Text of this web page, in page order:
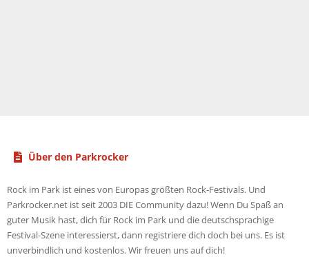
Über den Parkrocker
Rock im Park ist eines von Europas größten Rock-Festivals. Und
Parkrocker.net ist seit 2003 DIE Community dazu! Wenn Du Spaß an
guter Musik hast, dich für Rock im Park und die deutschsprachige
Festival-Szene interessierst, dann registriere dich doch bei uns. Es ist
unverbindlich und kostenlos. Wir freuen uns auf dich!